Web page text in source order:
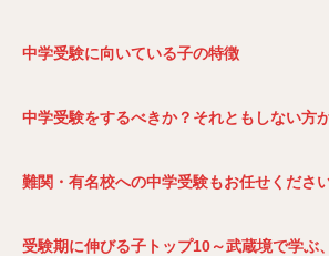
中学受験に向いている子の特徴
中学受験をするべきか？それともしない方
難関・有名校への中学受験もお任せくださ
受験期に伸びる子トップ10～武蔵境で学ぶ